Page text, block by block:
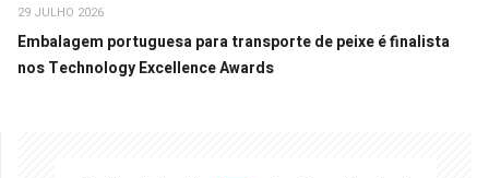
29 JULHO 2026
Embalagem portuguesa para transporte de peixe é finalista
nos Technology Excellence Awards